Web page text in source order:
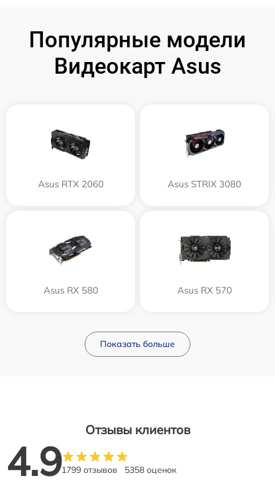
Популярные модели
Видеокарт Asus
Asus RTX 2060 Asus STRIX 3080
Asus RX 580 Asus RX 570
Показать больше
Отзывы клиентов
4.91799 отзывов 5358 оценок